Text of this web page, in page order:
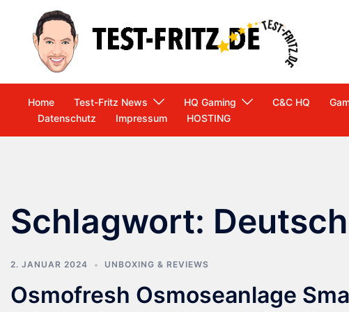
springen
Home Test-Fritz News HQ Gaming C&C HQ
Datenschutz
Impressum HOSTING
Schlagwort: Deutsch
2. JANUAR 2024 UNBOXING & REVIEWS
Osmofresh Osmoseanlage